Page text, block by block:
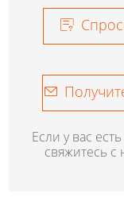
Если у вас
свяжитесь